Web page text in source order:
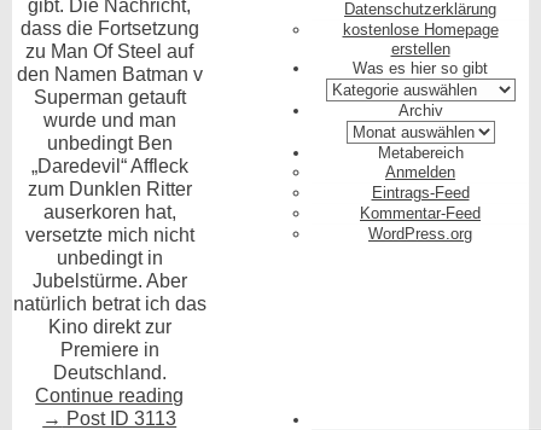
gibt. Die Nachricht,
dass die Fortsetzung
zu Man Of Steel auf
den Namen Batman v
Superman getauft
wurde und man
unbedingt Ben
„Daredevil“ Affleck
zum Dunklen Ritter
auserkoren hat,
versetzte mich nicht
unbedingt in
Jubelstürme. Aber
natürlich betrat ich das
Kino direkt zur
Premiere in
Deutschland.
Continue reading
→ Post ID 3113
Datenschutzerklärung
kostenlose Homepage
erstellen
Was es hier so gibt
Was
es
hier
Archiv
Archiv
Metabereich
Anmelden
Eintrags-Feed
Kommentar-Feed
WordPress.org